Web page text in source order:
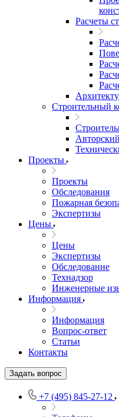
Расчеты
Строительный
Проекты
Проекты
Обследования
Пожарная
Экспертизы
Цены
Цены
Экспертизы
Обследование
Технадзор
Инженерные
Информация
Информация
Вопрос-ответ
Статьи
Контакты
Задать вопрос
+7 (495) 845-27-12